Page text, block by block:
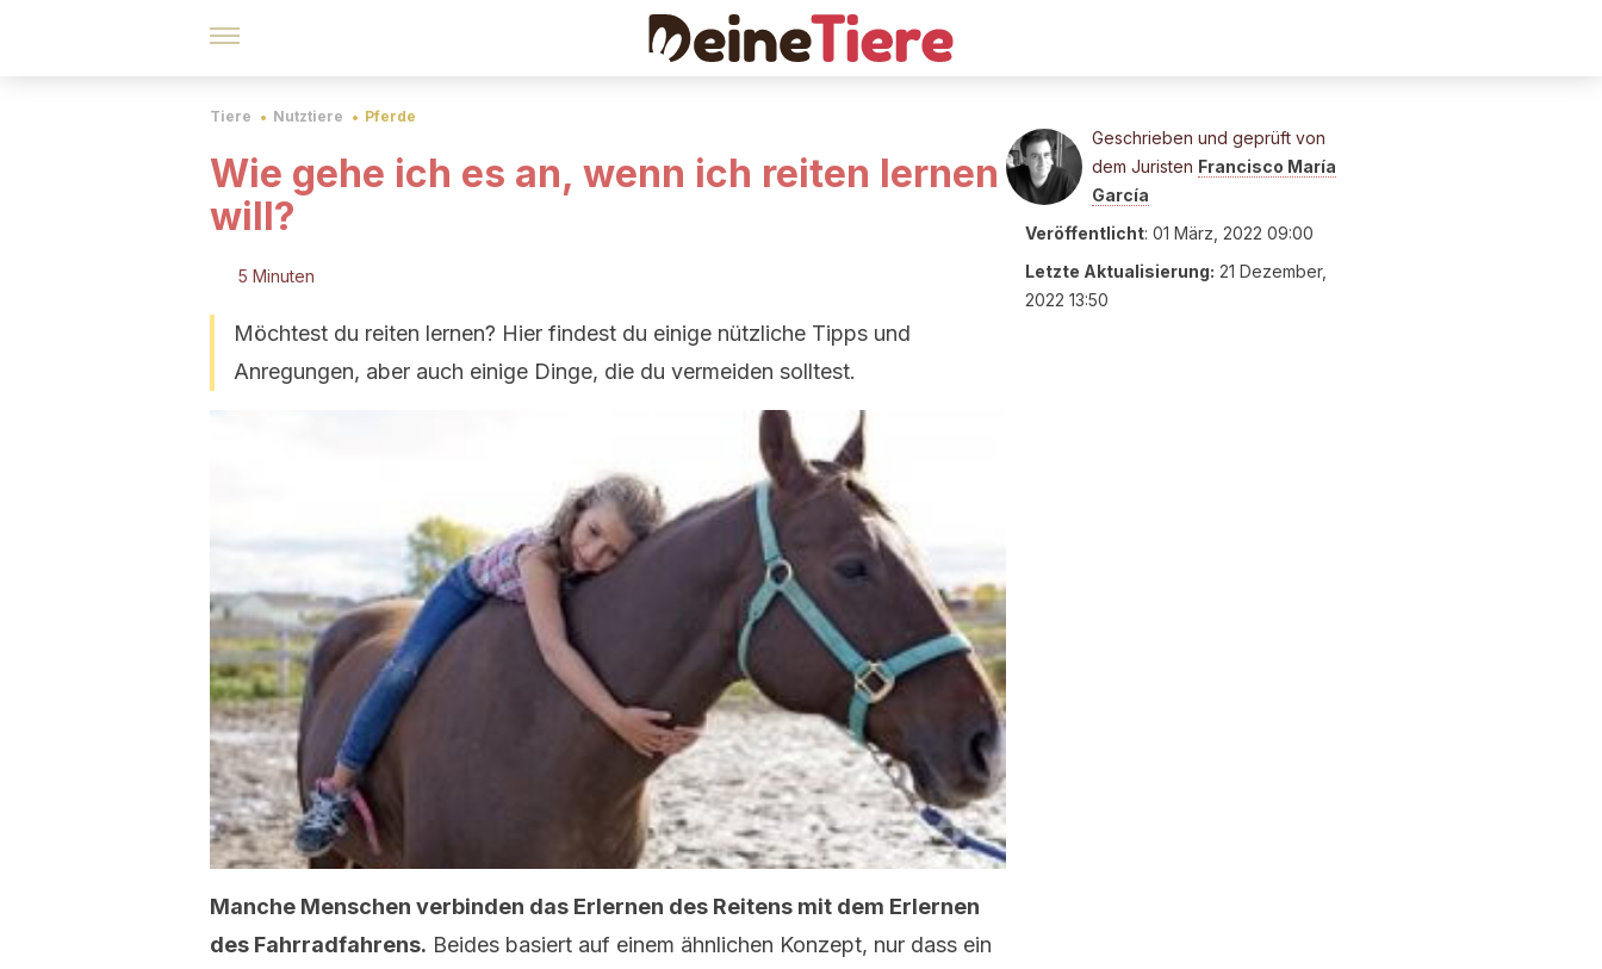
Tiere Nutztiere Pferde
Wie gehe ich es an, wenn ich reiten lernen
will?
5 Minuten
Möchtest du reiten lernen? Hier findest du einige nützliche Tipps und
Anregungen, aber auch einige Dinge, die du vermeiden solltest.
Manche Menschen verbinden das Erlernen des Reitens mit dem Erlernen
des Fahrradfahrens. Beides basiert auf einem ähnlichen Konzept, nur dass ein
Geschrieben und geprüft von
dem Juristen Francisco María
García
Veröffentlicht: 01 März, 2022 09:00
Letzte Aktualisierung: 21 Dezember,
2022 13:50